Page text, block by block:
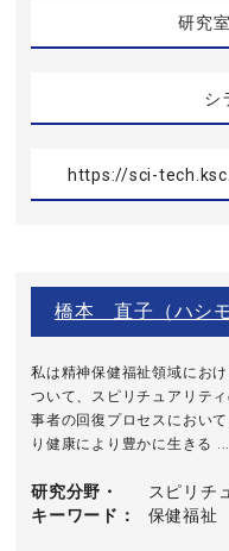
研究
シ
https://sci-
橋本 直子（ハシ
私は精神保健福祉領域にお
ついて、スピリチュアリテ
事者の回復プロセスにおい
り健康により豊かに生きる ...
研究分野・
キーワード
スピリチ
保健福祉